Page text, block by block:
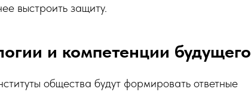
выстроить защиту.
и компетенции будущего
общества будут формировать ответные